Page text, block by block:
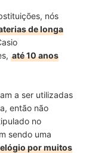
nós
de longa
até 10 anos
a ser utilizadas
então não
no
sendo uma
por muitos